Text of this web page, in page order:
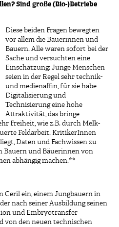
Sind große (Bio-)Betriebe
Diese beiden Fragen bewegten
vor allem die Bäuerinnen und
Bauern. Alle waren sofort bei der
Sache und versuchten eine
Einschätzung: Junge Menschen
seien in der Regel sehr technik-
und medienaffin, für sie habe
Digitalisierung und
Technisierung eine hohe
Attraktivität, das bringe
Freiheit, wie z.B. durch Melk-
Feldarbeit. KritikerInnen
Daten und Fachwissen zu
Bauern und Bäuerinnen von
abhängig machen.**
Ceril ein, einem Jungbauern in
nach seiner Ausbildung seinen
und Embryotransfer
von den neuen technischen